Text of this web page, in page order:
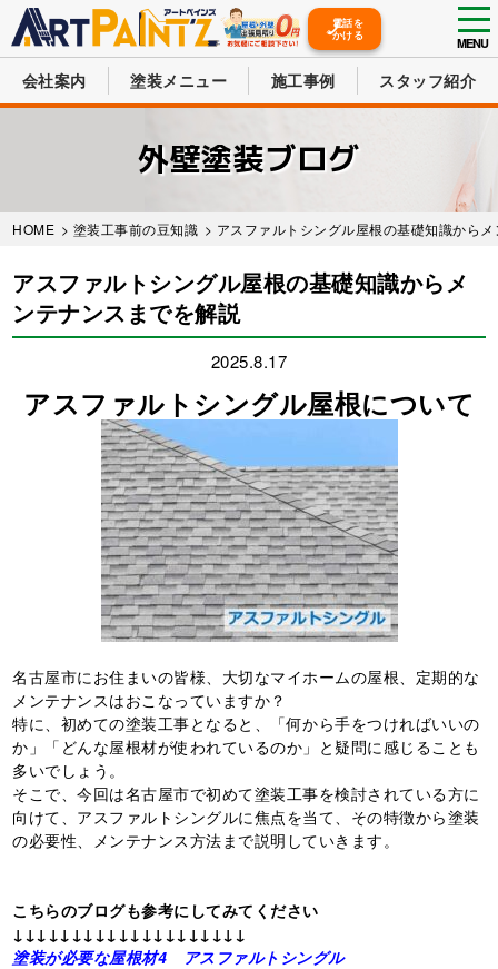
MENU
電話を
かける
会社案内 塗装メニュー 施工事例 スタッフ紹介
外壁塗装ブログ
HOME > 塗装工事前の豆知識 > アスファルトシングル屋根の基礎知識から
アスファルトシングル屋根の基礎知識からメ
ンテナンスまでを解説
2025.8.17
アスファルトシングル屋根について
名古屋市にお住まいの皆様、大切なマイホームの屋根、定期的な
メンテナンスはおこなっていますか？
特に、初めての塗装工事となると、「何から手をつければいいの
か」「どんな屋根材が使われているのか」と疑問に感じることも
多いでしょう。
そこで、今回は名古屋市で初めて塗装工事を検討されている方に
向けて、アスファルトシングルに焦点を当て、その特徴から塗装
の必要性、メンテナンス方法まで説明していきます。
こちらのブログも参考にしてみてください
↓↓↓↓↓↓↓↓↓↓↓↓↓↓↓↓↓↓↓↓
塗装が必要な屋根材4 アスファルトシングル